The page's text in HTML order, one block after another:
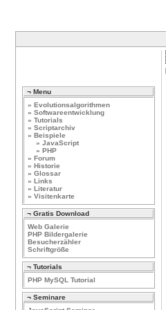
¬ Menu
» Evolutionsalgorithmen
» Softwareentwicklung
» Tutorials
» Scriptarchiv
» Beispiele
» JavaScript
» PHP
» Forum
» Historie
» Glossar
» Links
» Literatur
» Visitenkarte
¬ Gratis Download
Web Galerie
PHP Bildergalerie
Besucherzähler
Schriftgröße
¬ Tutorials
PHP MySQL Tutorial
¬ Seminare